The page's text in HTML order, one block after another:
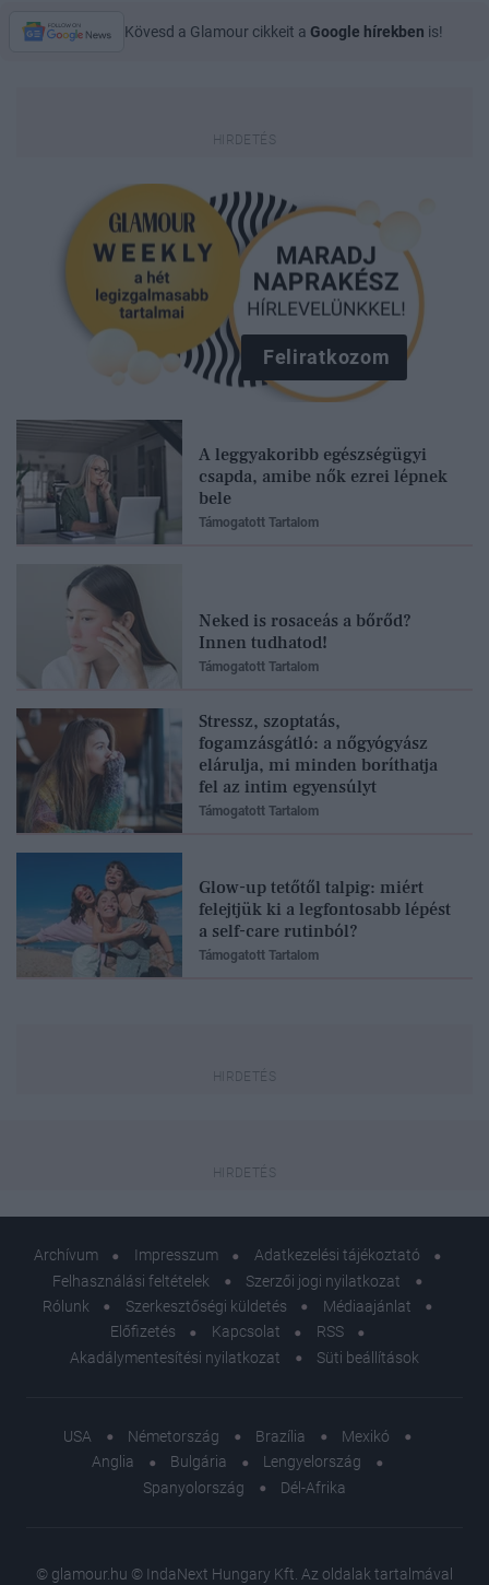
Kövesd a Glamour cikkeit a Google hírekben is!
Feliratkozom
A leggyakoribb egészségügyi
csapda, amibe nők ezrei lépnek
bele
Támogatott Tartalom
Neked is rosaceás a bőrőd?
Innen tudhatod!
Támogatott Tartalom
Stressz, szoptatás,
fogamzásgátló: a nőgyógyász
elárulja, mi minden boríthatja
fel az intim egyensúlyt
Támogatott Tartalom
Glow-up tetőtől talpig: miért
felejtjük ki a legfontosabb lépést
a self-care rutinból?
Támogatott Tartalom
Archívum Impresszum
Adatkezelési tájékoztató
Felhasználási feltételek
Szerzői jogi nyilatkozat
Rólunk
Szerkesztőségi küldetés
Médiaajánlat
Előfizetés
Kapcsolat
RSS
Akadálymentesítési nyilatkozat
Süti beállítások
USA Németország Brazília
Mexikó
Anglia
Bulgária
Lengyelország
Spanyolország
Dél-Afrika
© glamour.hu © IndaNext Hungary Kft. Az oldalak tartalmával